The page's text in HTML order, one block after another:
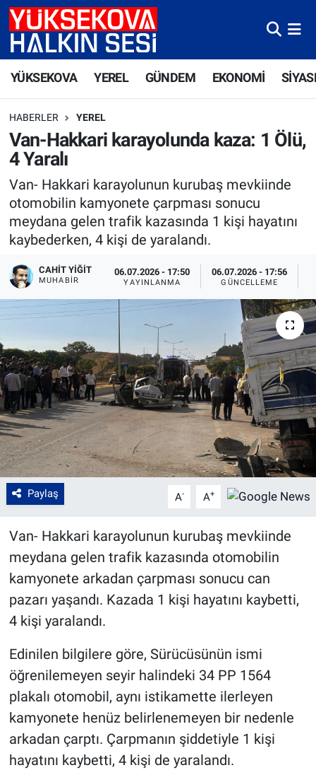
YÜKSEKOVA YEREL GÜNDEM EKONOMİ
HABERLER YEREL
Van-Hakkari karayolunda kaza: 1 Ölü,
4 Yaralı
Van- Hakkari karayolunun kurubaş mevkiinde
otomobilin kamyonete çarpması sonucu
meydana gelen trafik kazasında 1 kişi hayatını
kaybederken, 4 kişi de yaralandı.
CAHIT YIĞIT
MUHABİR
06.07.2026 - 17:50
YAYINLANMA
06.07.2026 - 17:56
GÜNCELLEME
Paylaş A- A+
Van- Hakkari karayolunun kurubaş mevkiinde
meydana gelen trafik kazasında otomobilin
kamyonete arkadan çarpması sonucu can
pazarı yaşandı. Kazada 1 kişi hayatını kaybetti,
4 kişi yaralandı.
Edinilen bilgilere göre, Sürücüsünün ismi
öğrenilemeyen seyir halindeki 34 PP 1564
plakalı otomobil, aynı istikamette ilerleyen
kamyonete henüz belirlenemeyen bir nedenle
arkadan çarptı. Çarpmanın şiddetiyle 1 kişi
hayatını kaybetti, 4 kişi de yaralandı.
Yüksekova Nöbetçi Eczaneler
Süper Lig Puan Durumu ve Fikstür
Tüm Manşetler
Son Dakika Haberleri
Haber Arşivi